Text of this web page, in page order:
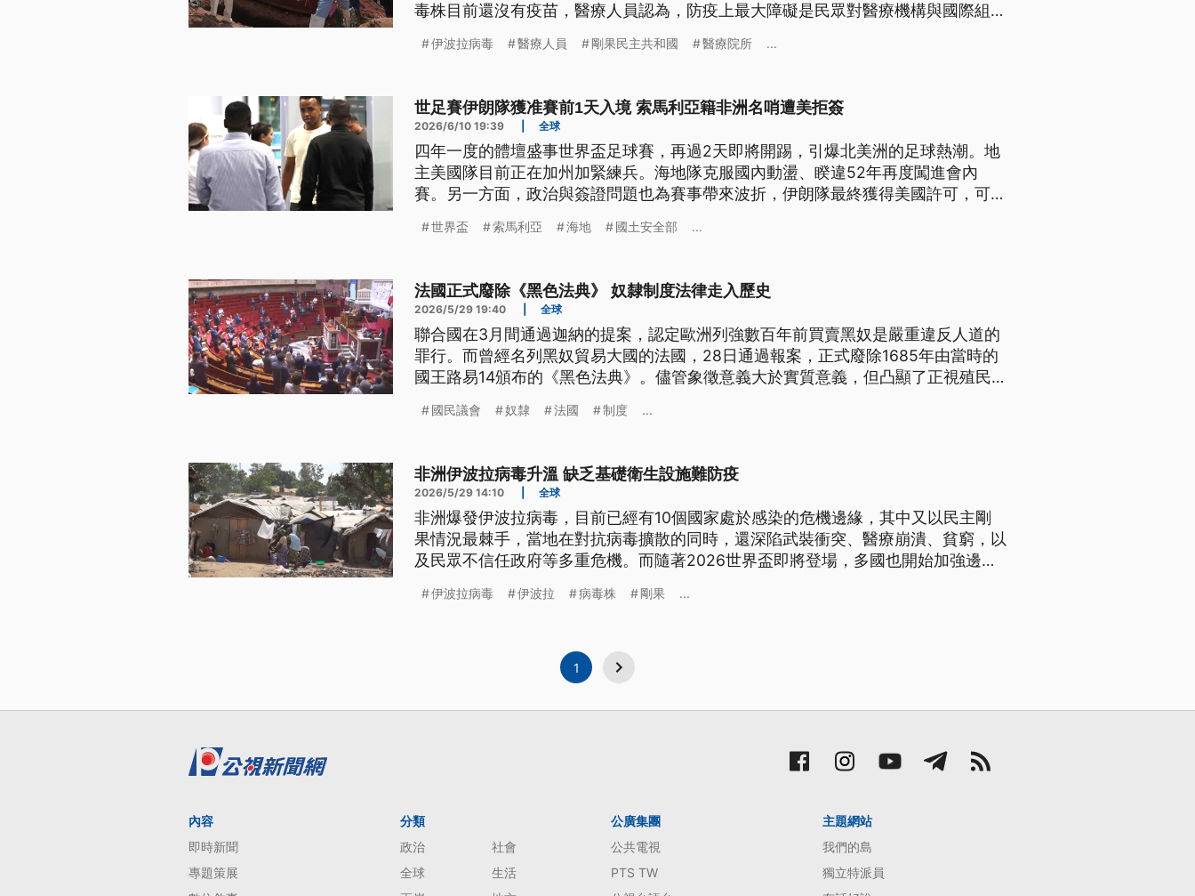
毒株目前還沒有疫苗，醫療人員認為，防疫上最大障礙是民眾對醫療機構與國際組織
伊波拉病毒 醫療人員 剛果民主共和國 醫療院所 ...
世足賽伊朗隊獲准賽前1天入境 索馬利亞籍非洲名哨遭美拒簽
2026/6/10 19:39 全球
四年一度的體壇盛事世界盃足球賽，再過2天即將開踢，引爆北美洲的足球熱潮。地
主美國隊目前正在加州加緊練兵。海地隊克服國內動盪、睽違52年再度闖進會內
賽。另一方面，政治與簽證問題也為賽事帶來波折，伊朗隊最終獲得美國許可，可以
能折返。
世界盃 索馬利亞 海地 國土安全部 ...
法國正式廢除《黑色法典》 奴隸制度法律走入歷史
2026/5/29 19:40 全球
聯合國在3月間通過迦納的提案，認定歐洲列強數百年前買賣黑奴是嚴重違反人道的
罪行。而曾經名列黑奴貿易大國的法國，28日通過報案，正式廢除1685年由當時的
國王路易14頒布的《黑色法典》。儘管象徵意義大於實質意義，但凸顯了正視殖民
國民議會 奴隸 法國 制度 ...
非洲伊波拉病毒升溫 缺乏基礎衛生設施難防疫
2026/5/29 14:10 全球
非洲爆發伊波拉病毒，目前已經有10個國家處於感染的危機邊緣，其中又以民主剛
果情況最棘手，當地在對抗病毒擴散的同時，還深陷武裝衝突、醫療崩潰、貧窮，以
及民眾不信任政府等多重危機。而隨著2026世界盃即將登場，多國也開始加強邊境
伊波拉病毒 伊波拉 病毒株 剛果 ...
1
內容
即時新聞
專題策展
分類
政治
社會
全球
生活
公廣集團
公共電視
PTS TW
主題網站
我們的島
獨立特派員